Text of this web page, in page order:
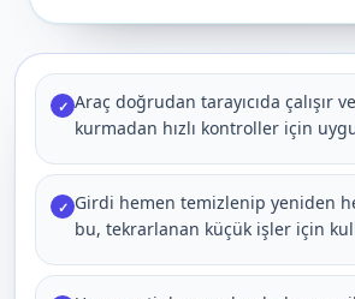
✓ Araç doğrudan tarayıcıda çalışır
kurmadan hızlı kontroller için
✓ Girdi hemen temizlenip yeniden
bu, tekrarlanan küçük işler için